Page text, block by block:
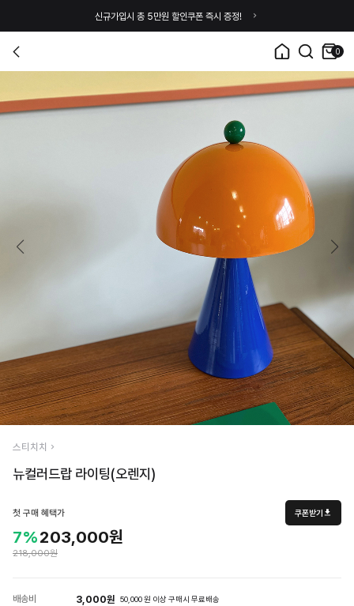
신규가입시 총 5만원 할인쿠폰 즉시 증정!
0
스티치치
뉴컬러드랍 라이팅(오렌지)
첫 구매 혜택가 쿠폰받기
7%203,000원
218,000원
배송비 3,000원 50,000 원 이상 구매시 무료배송